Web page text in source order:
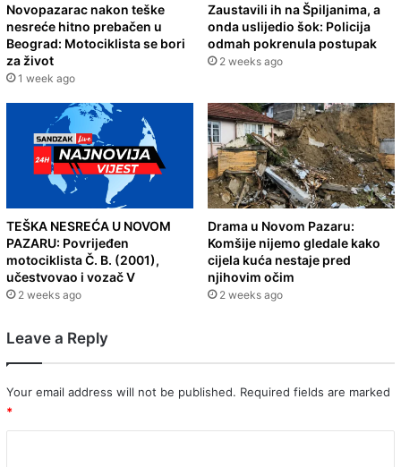
Novopazarac nakon teške
nesreće hitno prebačen u
Beograd: Motociklista se bori
za život
1 week ago
Zaustavili ih na Špiljanima, a
onda uslijedio šok: Policija
odmah pokrenula postupak
2 weeks ago
TEŠKA NESREĆA U NOVOM
PAZARU: Povrijeđen
motociklista Č. B. (2001),
učestvovao i vozač V
2 weeks ago
Drama u Novom Pazaru:
Komšije nijemo gledale kako
cijela kuća nestaje pred
njihovim očim
2 weeks ago
Leave a Reply
Your email address will not be published. Required fields are marked
*